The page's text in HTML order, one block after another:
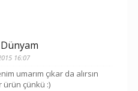
16:07
umarım çıkar da alırsın
ürün çünkü :)